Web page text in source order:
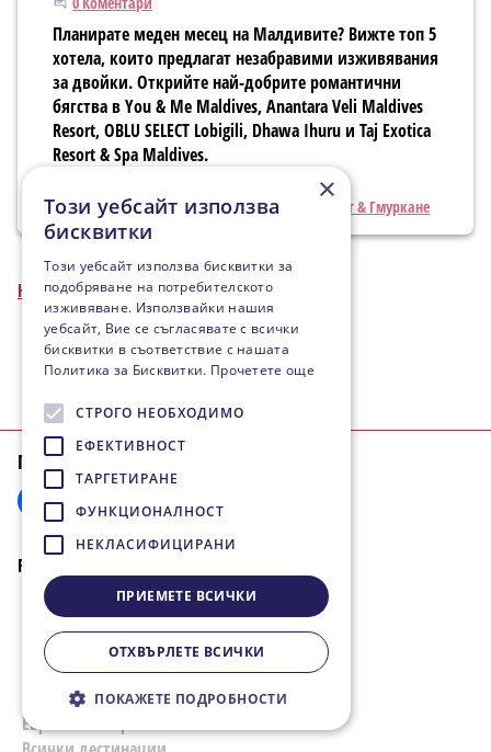
Планирате меден месец на Малдивите? Вижте топ 5
хотела, които предлагат незабравими изживявания
за двойки. Открийте най-добрите романтични
бягства в You & Me Maldives, Anantara Veli Maldives
Resort, OBLU SELECT Lobigili, Dhawa Ihuru и Taj Exotica
Resort & Spa Maldives.
Коралови рифове
Луксозни курорти
Плажове Шнорхелинг & Гмуркане
Назад към таг
Последвайте ни:
FIESTA Travel
За нас
Защо да изберете FIESTA
Travel?
Контакти
Ваучери за подарък
Европейски проекти
×
Този уебсайт използва
бисквитки
Този уебсайт използва бисквитки за
подобряване на потребителското
изживяване. Използвайки нашия
уебсайт, Вие се съгласявате с всички
бисквитки в съответствие с нашата
Политика за Бисквитки. Прочетете още
СТРОГО НЕОБХОДИМО
ЕФЕКТИВНОСТ
ТАРГЕТИРАНЕ
ФУНКЦИОНАЛНОСТ
НЕКЛАСИФИЦИРАНИ
ПРИЕМЕТЕ ВСИЧКИ
ОТХВЪРЛЕТЕ ВСИЧКИ
ПОКАЖЕТЕ ПОДРОБНОСТИ